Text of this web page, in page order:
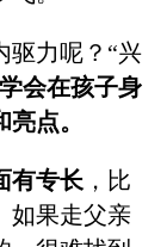
驱力呢？“兴
会在孩子身
点。
有专长 ，比
如果走父亲